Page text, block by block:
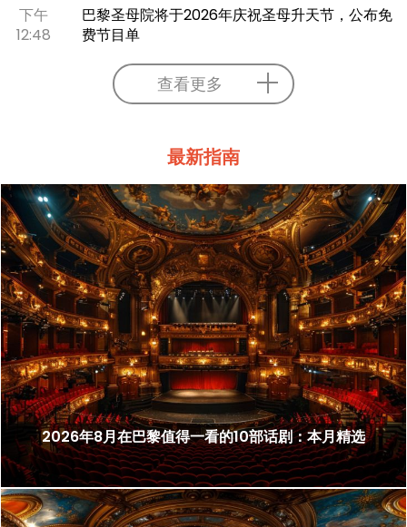
下午
12:48
巴黎圣母院将于2026年庆祝圣母升天节，公布免
费节目单
查看更多
最新指南
2026年8月在巴黎值得一看的10部话剧：本月精选